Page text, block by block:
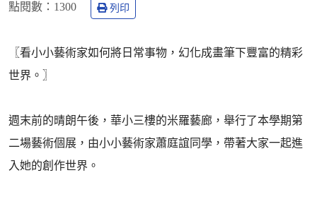
點閱數： 1300 列印
〖看小小藝術家如何將日常事物，幻化成畫筆下豐富的精彩
世界。〗
週末前的晴朗午後，華小三樓的米羅藝廊，舉行了本學期第
二場藝術個展，由小小藝術家蕭庭誼同學，帶著大家一起進
入她的創作世界。